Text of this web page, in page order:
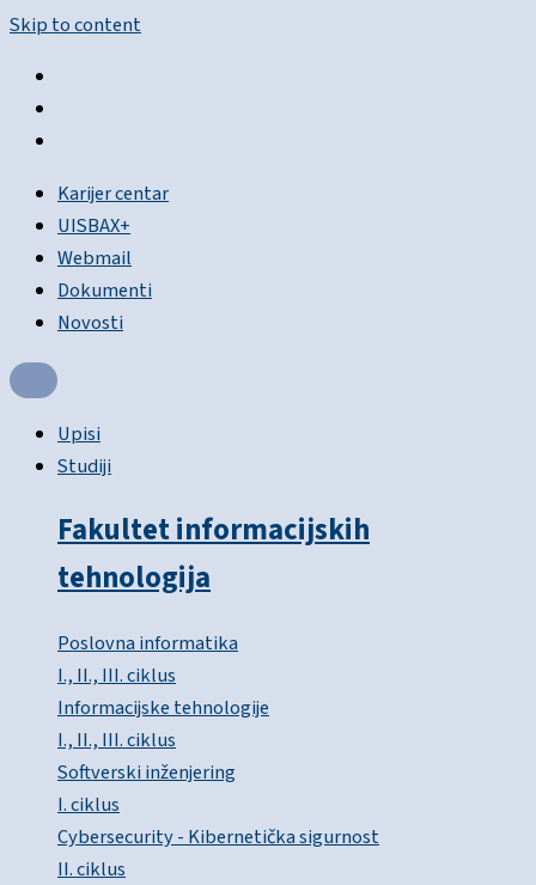
Skip to content
Karijer centar
UISBAX+
Webmail
Dokumenti
Novosti
Upisi
Studiji
Fakultet informacijskih
tehnologija
Poslovna informatika
I., II., III. ciklus
Informacijske tehnologije
I., II., III. ciklus
Softverski inženjering
I. ciklus
Cybersecurity - Kibernetička sigurnost
II. ciklus